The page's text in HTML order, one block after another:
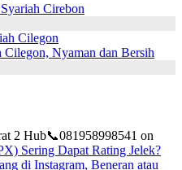
Cirebon
Nyaman dan Bersih
2 Hub📞081958998541 on
Sering Dapat Rating Jelek?
di Instagram, Beneran atau